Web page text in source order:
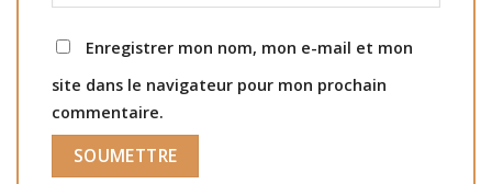
Enregistrer mon nom, mon e-mail et mon
site dans le navigateur pour mon prochain
commentaire.